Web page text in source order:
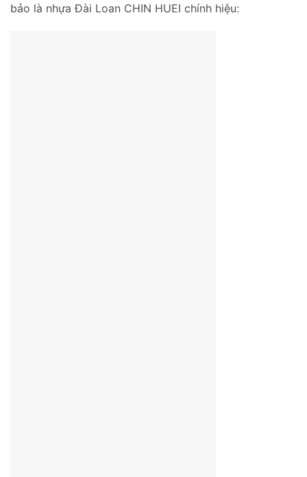
bảo là nhựa Đài Loan CHIN HUEI chính hiệu: